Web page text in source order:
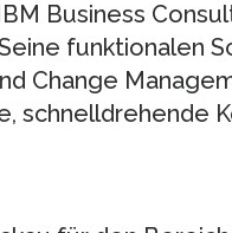
Business
funktionalen
Change
schnelldrehende